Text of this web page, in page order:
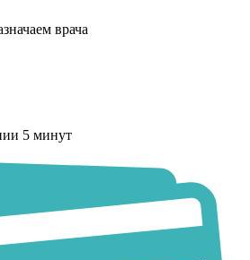
врача
5 минут